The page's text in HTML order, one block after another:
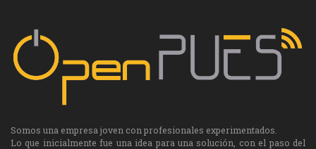
Somos una empresa joven con profesionales experimentados.
Lo que inicialmente fue una idea para una solución, con el paso del